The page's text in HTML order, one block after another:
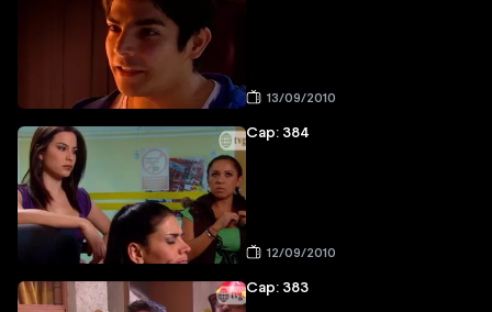
13/09/2010
Cap: 384
12/09/2010
Cap: 383